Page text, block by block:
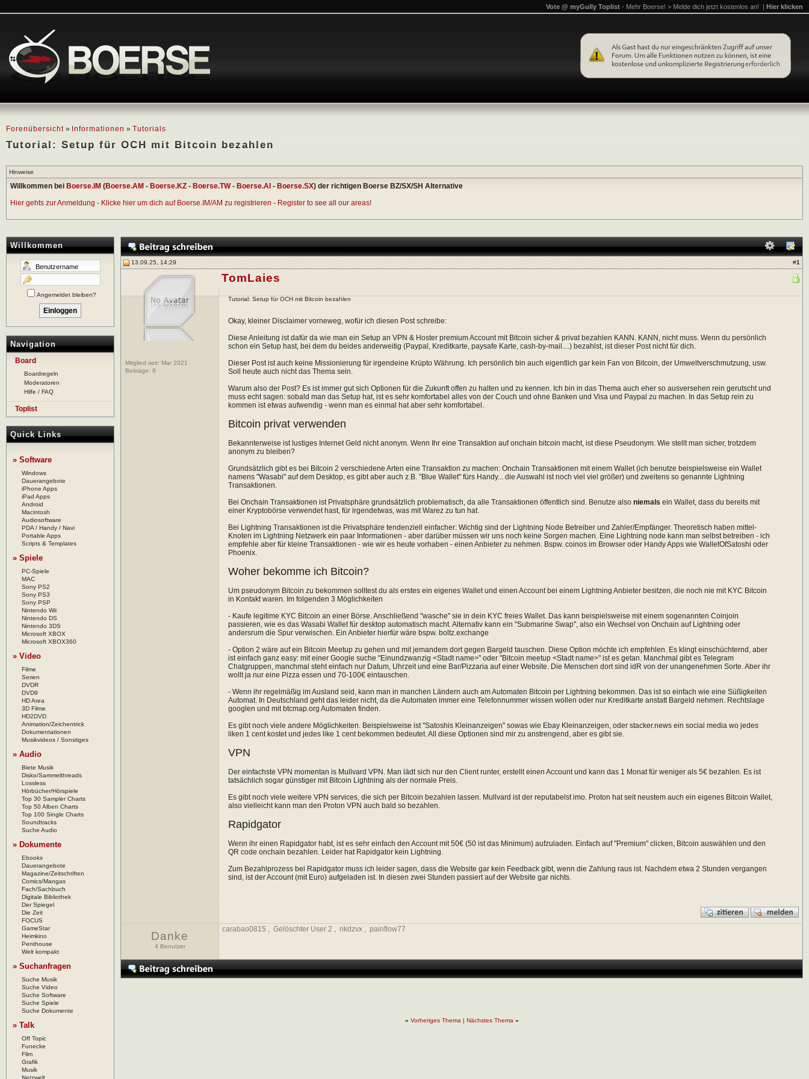
Forenübersicht » Informationen » Tutorials
Tutorial: Setup für OCH mit Bitcoin bezahlen
Vote @ myGully Toplist - Mehr Boerse! > Melde dich jetzt kostenlos an! | Hier klicken
Hinweise
Willkommen bei Boerse.IM (Boerse.AM - Boerse.KZ - Boerse.TW- Boerse.AI - Boerse.SX) der richtigen Boerse BZ/SX/SH Alternative
Hier gehts zur Anmeldung - Klicke hier um dich auf Boerse.IM/AM zu registrieren - Register to see all our areas!
Willkommen
Angemeldet bleiben?
Navigation
Board
Boardregeln
Moderatoren
Hilfe / FAQ
Toplist
Quick Links
» Software
Windows
Dauerangebote
iPhone Apps
iPad Apps
Android
Macintosh
Audiosoftware
PDA / Handy / Navi
Portable Apps
Scripts & Templates
» Spiele
PC-Spiele
MAC
Sony PS2
Sony PS3
Sony PSP
Nintendo Wii
Nintendo DS
Nintendo 3DS
Microsoft XBOX
Microsoft XBOX360
» Video
Filme
Serien
DVDR
DVD9
HD Area
3D Filme
HD2DVD
Animation/Zeichentrick
Dokumentationen
Musikvideos / Sonstiges
» Audio
Biete Musik
Disko/Sammelthreads
Lossless
Hörbücher/Hörspiele
Top 30 Sampler Charts
Top 50 Alben Charts
Top 100 Single Charts
Soundtracks
Suche Audio
» Dokumente
Ebooks
Dauerangebote
Magazine/Zeitschriften
Comics/Mangas
Fach/Sachbuch
Digitale Bibliothek
Der Spiegel
Die Zeit
FOCUS
GameStar
Heimkino
Penthouse
Welt kompakt
» Suchanfragen
Suche Musik
Suche Video
Suche Software
Suche Spiele
Suche Dokumente
» Talk
Off Topic
Funecke
Film
Grafik
Musik
13.09.25, 14:29 #1
Mitglied seit: Mar 2021
Beiträge: 8
TomLaies
Tutorial: Setup für OCH mit Bitcoin bezahlen
Okay, kleiner Disclaimer vorneweg, wofür ich diesen Post schreibe:
Diese Anleitung ist dafür da wie man ein Setup an VPN & Hoster premium Account mit Bitcoin sicher & privat bezahlen KANN. KANN, nicht muss. Wenn du persönlich
schon ein Setup hast, bei dem du beides anderweitig (Paypal, Kreditkarte, paysafe Karte, cash-by-mail....) bezahlst, ist dieser Post nicht für dich.
Dieser Post ist auch keine Missionierung für irgendeine Krüpto Währung. Ich persönlich bin auch eigentlich gar kein Fan von Bitcoin, der Umweltverschmutzung, usw.
Soll heute auch nicht das Thema sein.
Warum also der Post? Es ist immer gut sich Optionen für die Zukunft offen zu halten und zu kennen. Ich bin in das Thema auch eher so ausversehen rein gerutscht und
muss echt sagen: sobald man das Setup hat, ist es sehr komfortabel alles von der Couch und ohne Banken und Visa und Paypal zu machen. In das Setup rein zu
kommen ist etwas aufwendig - wenn man es einmal hat aber sehr komfortabel.
Bitcoin privat verwenden
Bekannterweise ist lustiges Internet Geld nicht anonym. Wenn Ihr eine Transaktion auf onchain bitcoin macht, ist diese Pseudonym. Wie stellt man sicher, trotzdem
anonym zu bleiben?
Grundsätzlich gibt es bei Bitcoin 2 verschiedene Arten eine Transaktion zu machen: Onchain Transaktionen mit einem Wallet (ich benutze beispielsweise ein Wallet
namens "Wasabi" auf dem Desktop, es gibt aber auch z.B. "Blue Wallet" fürs Handy... die Auswahl ist noch viel viel größer) und zweitens so genannte Lightning
Transaktionen.
Bei Onchain Transaktionen ist Privatsphäre grundsätzlich problematisch, da alle Transaktionen öffentlich sind. Benutze also niemals ein Wallet, dass du bereits mit
einer Kryptobörse verwendet hast, für irgendetwas, was mit Warez zu tun hat.
Bei Lightning Transaktionen ist die Privatsphäre tendenziell einfacher: Wichtig sind der Lightning Node Betreiber und Zahler/Empfänger. Theoretisch haben mittel-
Knoten im Lightning Netzwerk ein paar Informationen - aber darüber müssen wir uns noch keine Sorgen machen. Eine Lightning node kann man selbst betreiben - ich
empfehle aber für kleine Transaktionen - wie wir es heute vorhaben - einen Anbieter zu nehmen. Bspw. coinos im Browser oder Handy Apps wie WalletOfSatoshi oder
Phoenix.
Woher bekomme ich Bitcoin?
Um pseudonym Bitcoin zu bekommen solltest du als erstes ein eigenes Wallet und einen Account bei einem Lightning Anbieter besitzen, die noch nie mit KYC Bitcoin
in Kontakt waren. Im folgenden 3 Möglichkeiten
- Kaufe legitime KYC Bitcoin an einer Börse. Anschließend "wasche" sie in dein KYC freies Wallet. Das kann beispielsweise mit einem sogenannten Coinjoin
passieren, wie es das Wasabi Wallet für desktop automatisch macht. Alternativ kann ein "Submarine Swap", also ein Wechsel von Onchain auf Lightning oder
andersrum die Spur verwischen. Ein Anbieter hierfür wäre bspw. boltz.exchange
- Option 2 wäre auf ein Bitcoin Meetup zu gehen und mit jemandem dort gegen Bargeld tauschen. Diese Option möchte ich empfehlen. Es klingt einschüchternd, aber
ist einfach ganz easy: mit einer Google suche "Einundzwanzig <Stadt name>" oder "Bitcoin meetup <Stadt name>" ist es getan. Manchmal gibt es Telegram
Chatgruppen, manchmal steht einfach nur Datum, Uhrzeit und eine Bar/Pizzaria auf einer Website. Die Menschen dort sind idR von der unangenehmen Sorte. Aber ihr
wollt ja nur eine Pizza essen und 70-100€ eintauschen.
- Wenn ihr regelmäßig im Ausland seid, kann man in manchen Ländern auch am Automaten Bitcoin per Lightning bekommen. Das ist so einfach wie eine Süßigkeiten
Automat. In Deutschland geht das leider nicht, da die Automaten immer eine Telefonnummer wissen wollen oder nur Kreditkarte anstatt Bargeld nehmen. Rechtslage
googlen und mit btcmap.org Automaten finden.
Es gibt noch viele andere Möglichkeiten. Beispielsweise ist "Satoshis Kleinanzeigen" sowas wie Ebay Kleinanzeigen, oder stacker.news ein social media wo jedes
liken 1 cent kostet und jedes like 1 cent bekommen bedeutet. All diese Optionen sind mir zu anstrengend, aber es gibt sie.
VPN
Der einfachste VPN momentan is Mullvard VPN. Man lädt sich nur den Client runter, erstellt einen Account und kann das 1 Monat für weniger als 5€ bezahlen. Es ist
tatsächlich sogar günstiger mit Bitcoin Lightning als der normale Preis.
Es gibt noch viele weitere VPN services, die sich per Bitcoin bezahlen lassen. Mullvard ist der reputabelst imo. Proton hat seit neustem auch ein eigenes Bitcoin Wallet,
also vielleicht kann man den Proton VPN auch bald so bezahlen.
Rapidgator
Wenn ihr einen Rapidgator habt, ist es sehr einfach den Account mit 50€ (50 ist das Minimum) aufzuladen. Einfach auf "Premium" clicken, Bitcoin auswählen und den
QR code onchain bezahlen. Leider hat Rapidgator kein Lightning.
Zum Bezahlprozess bei Rapidgator muss ich leider sagen, dass die Website gar kein Feedback gibt, wenn die Zahlung raus ist. Nachdem etwa 2 Stunden vergangen
sind, ist der Account (mit Euro) aufgeladen ist. In diesen zwei Stunden passiert auf der Website gar nichts.
Danke
4 Benutzer
carabao0815 , Gelöschter User 2 , nkdzvx , painflow77
« Vorheriges Thema| Nächstes Thema »